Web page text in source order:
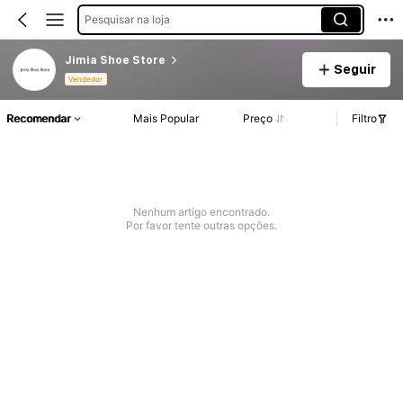
Pesquisar na loja
Jimia Shoe Store
Vendedor
Seguir
Recomendar Mais Popular Preço Filtro
Nenhum artigo encontrado.
Por favor tente outras opções.